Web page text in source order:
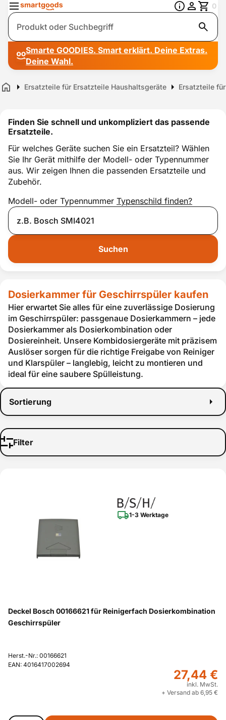
Suche
0
Smarte GOODIES. Smart erklärt. Deine Extras.
Deine Wahl.
Home Ersatzteile für Ersatzteile Haushaltsgeräte Ersatzteile
Sortierung
Filter
Dosierkammer für Geschirrspüler kaufen
Hier erwartet Sie alles für eine zuverlässige Dosierung
im Geschirrspüler: passgenaue Dosierkammern – jede
Dosierkammer als Dosierkombination oder
Dosiereinheit. Unsere Kombidosiergeräte mit präzisem
Auslöser sorgen für die richtige Freigabe von Reiniger
und Klarspüler – langlebig, leicht zu montieren und
ideal für eine saubere Spülleistung.
Finden Sie schnell und unkompliziert das passende
Ersatzteile.
Für welches Geräte suchen Sie ein Ersatzteil? Wählen
Sie Ihr Gerät mithilfe der Modell- oder Typennummer
aus. Wir zeigen Ihnen die passenden Ersatzteile und
Zubehör.
Modell- oder Typennummer Typenschild finden?
Suchen
1-3 Werktage
Deckel Bosch 00166621 für Reinigerfach Dosierkombination
Geschirrspüler
Herst.-Nr.: 00166621
EAN: 4016417002694
27,44 €
inkl. MwSt.
+ Versand ab 6,95 €